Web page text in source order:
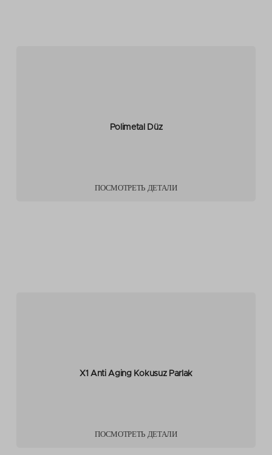
Polimetal Düz
ПОСМОТРЕТЬ ДЕТАЛИ
X1 Anti Aging Kokusuz Parlak
ПОСМОТРЕТЬ ДЕТАЛИ